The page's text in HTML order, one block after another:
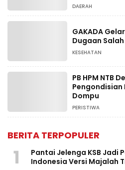
DAERAH
GAKADA
Dugaan
KESEHATAN
PB HPM NTB
Pengondisian
Dompu
PERISTIWA
BERITA TERPOPULER
1
Pantai Jelenga KSB Jadi
Indonesia Versi Majalah